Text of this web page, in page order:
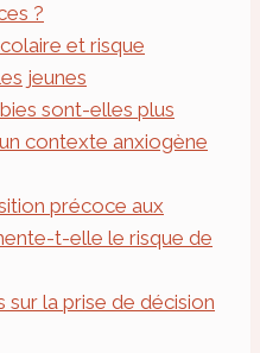
?
et risque
jeunes
sont-elles plus
contexte anxiogène
précoce aux
t-elle le risque de
sur la prise de décision